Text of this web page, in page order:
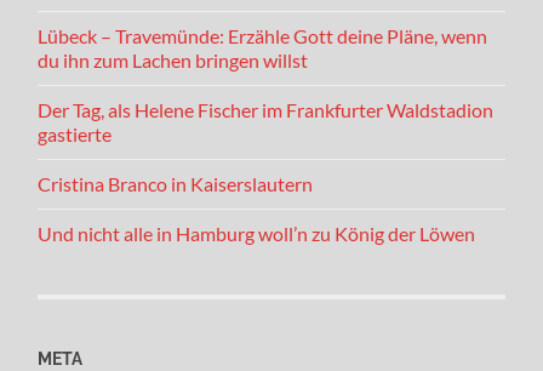
Lübeck – Travemünde: Erzähle Gott deine Pläne, wenn
du ihn zum Lachen bringen willst
Der Tag, als Helene Fischer im Frankfurter Waldstadion
gastierte
Cristina Branco in Kaiserslautern
Und nicht alle in Hamburg woll’n zu König der Löwen
META